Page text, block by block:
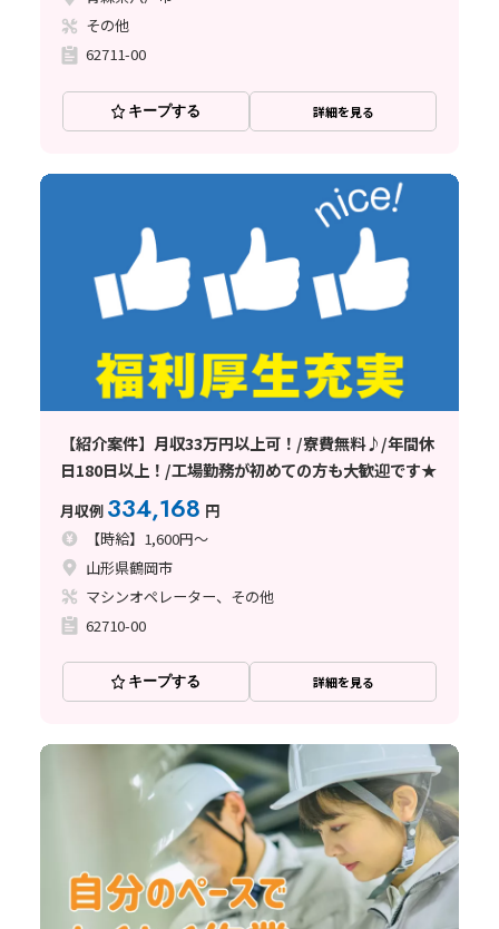
その他
62711-00
キープする 詳細を見る
【紹介案件】月収33万円以上可！/寮費無料♪/年間休
日180日以上！/工場勤務が初めての方も大歓迎です★
月収例 334,168 円
【時給】1,600円～
山形県鶴岡市
マシンオペレーター、その他
62710-00
キープする 詳細を見る